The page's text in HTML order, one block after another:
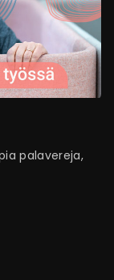
palavereja,